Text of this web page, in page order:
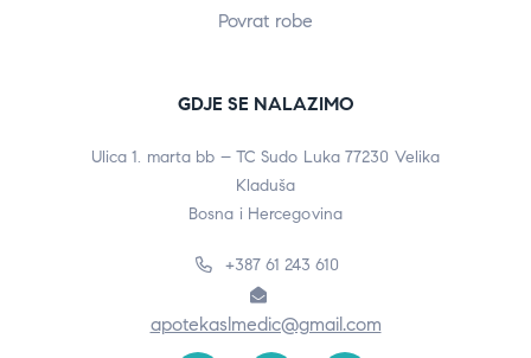
Povrat robe
GDJE SE NALAZIMO
Ulica 1. marta bb – TC Sudo Luka 77230 Velika
Kladuša
Bosna i Hercegovina
+387 61 243 610
apotekaslmedic@gmail.com